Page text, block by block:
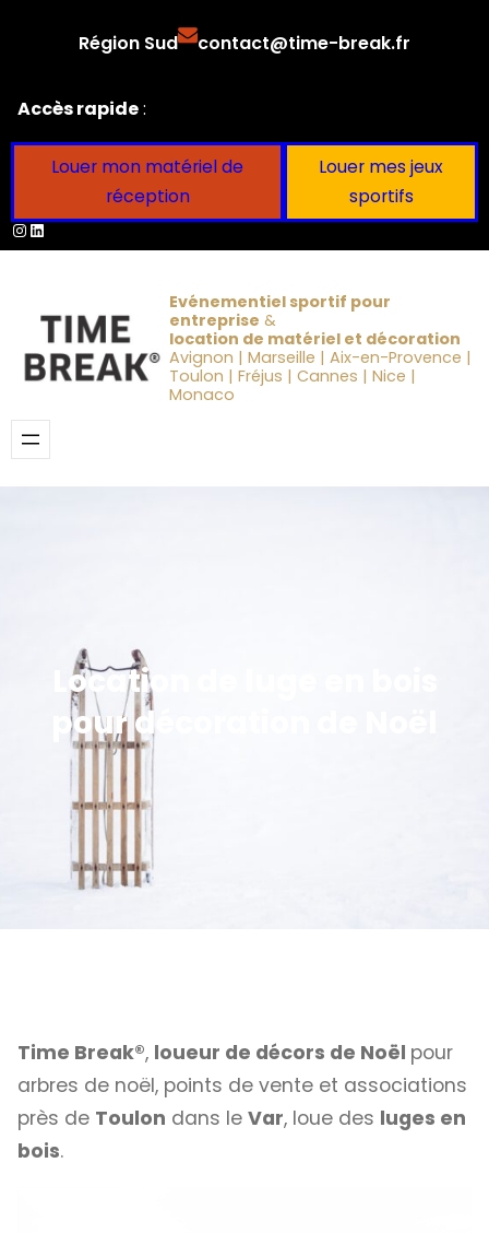
Région Sud contact@time-break.fr
Accès rapide:
Louer mon matériel de
réception
Louer mes jeux
sportifs
Instagram
LinkedIn
Evénementiel sportif pour
entreprise &
location de matériel et décoration
Avignon | Marseille | Aix-en-Provence |
Toulon | Fréjus | Cannes | Nice |
Monaco
Location de luge en bois
pour décoration de Noël
Time Break®, loueur de décors de Noël pour
arbres de noël, points de vente et associations
près de Toulon dans le Var, loue des luges en
bois.